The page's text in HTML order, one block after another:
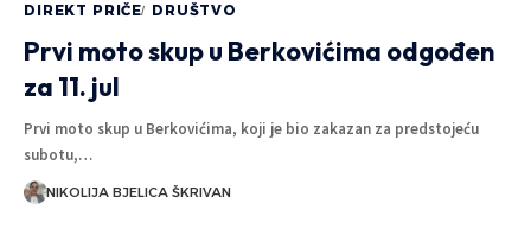
DIREKT PRIČE DRUŠTVO
Prvi moto skup u Berkovićima odgođen
za 11. jul
Prvi moto skup u Berkovićima, koji je bio zakazan za predstojeću
subotu,…
NIKOLIJA BJELICA ŠKRIVAN